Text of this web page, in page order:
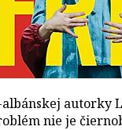
autorky
nie je